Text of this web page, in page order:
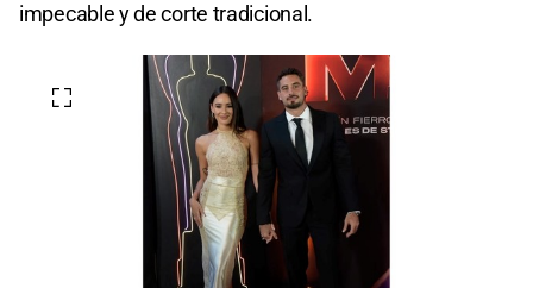
impecable y de corte tradicional.